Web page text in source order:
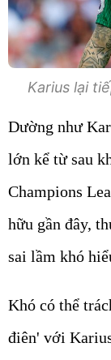
Karius lại
Dường như
lớn kể từ sau
Champions
hữu gần đây,
sai lầm khó
Khó có thể
điên' với